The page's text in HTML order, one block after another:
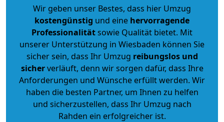
Wir geben unser Bestes, dass hier Umzug
kostengünstig und eine hervorragende
Professionalitätsowie Qualität bietet. Mit
unserer Unterstützung in Wiesbaden können Sie
sicher sein, dass Ihr Umzug reibungslos und
sicherverläuft, denn wir sorgen dafür, dass Ihre
Anforderungen und Wünsche erfüllt werden. Wir
haben die besten Partner, um Ihnen zu helfen
und sicherzustellen, dass Ihr Umzug nach
Rahden ein erfolgreicher ist.